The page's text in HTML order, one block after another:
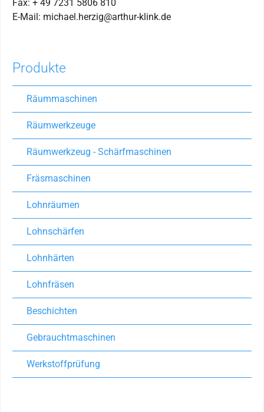
Fax: + 49 7231 5806 810
E-Mail: michael.herzig@arthur-klink.de
Produkte
Räummaschinen
Räumwerkzeuge
Räumwerkzeug - Schärfmaschinen
Fräsmaschinen
Lohnräumen
Lohnschärfen
Lohnhärten
Lohnfräsen
Beschichten
Gebrauchtmaschinen
Werkstoffprüfung